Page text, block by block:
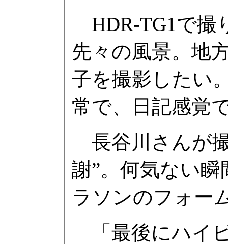
HDR-TG1で撮
先々の風景。地
子を撮影したい
常で、日記感覚
長谷川さんが
謝”。何気ない
ラソンのフォー
「最後にハイ